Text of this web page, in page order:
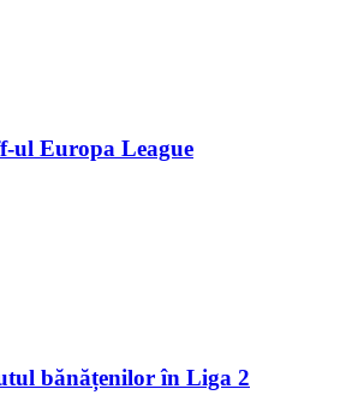
ul Europa League
bănățenilor în Liga 2